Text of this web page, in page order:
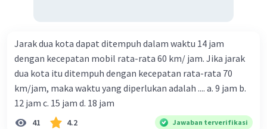
Jarak dua kota dapat ditempuh dalam waktu 14 jam
dengan kecepatan mobil rata-rata 60 km/ jam. Jika jarak
dua kota itu ditempuh dengan kecepatan rata-rata 70
km/jam, maka waktu yang diperlukan adalah .... a. 9 jam b.
12 jam c. 15 jam d. 18 jam
41 4.2 Jawaban terverifikasi